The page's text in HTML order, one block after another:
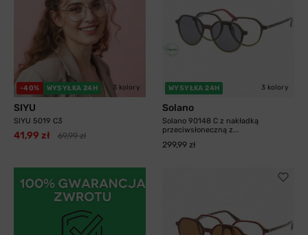
-40% WYSYŁKA 24H 3 kolory
SIYU
SIYU 5019 C3
41,99 zł 69,99 zł
WYSYŁKA 24H 3 kolory
Solano
Solano 90148 C z nakładką
przeciwsłoneczną z...
299,99 zł